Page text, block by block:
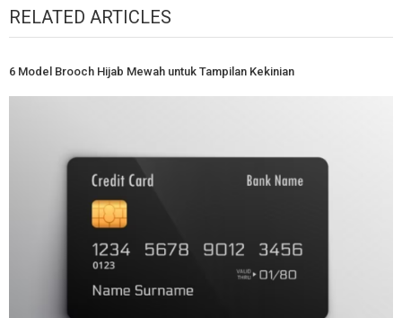
RELATED ARTICLES
6 Model Brooch Hijab Mewah untuk Tampilan Kekinian